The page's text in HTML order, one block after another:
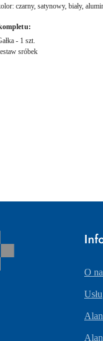
czarny, satynowy, biały,
- 1 szt.
sróbek
O